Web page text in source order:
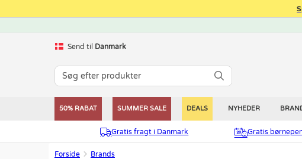
Send til Danmark
50% RABAT SUMMER SALE DEALS NYHEDER
Gratis fragt i Danmark Gratis
Forside Brands